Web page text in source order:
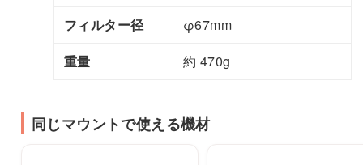
フィルター径
φ67mm
重量
約 470g
同じマウントで使える機材